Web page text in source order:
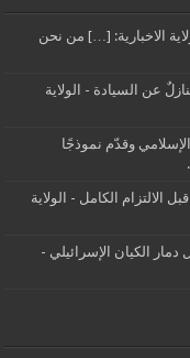
الاخبارية: […] من نحن
عن السيادة - الولاية
وقدّم نموذجًا
الالتزام الكامل - الولاية
الكيان الإسرائيلي -